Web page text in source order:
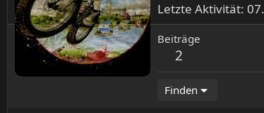
Letzte Aktivität
Beiträge
2
Finden